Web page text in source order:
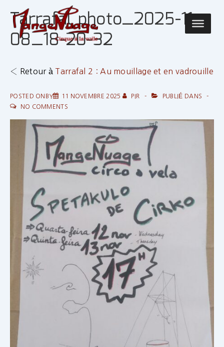
passer
contenu
Main
Tarrafal photo_2025-11-
08_18-20-32
‹ Retour à Tarrafal 2 : Au mouillage et en vadrouille
POSTED ONBY 11 NOVEMBRE 2025 PIR
PUBLIÉ DANS
NO COMMENTS